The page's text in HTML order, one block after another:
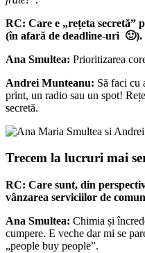
RC: Care e „rețeta secretă”
(în afară de deadline-uri 🙂).
Ana Smultea: Prioritizarea
Andrei Munteanu: Să faci cu
print, un radio sau un spot!
secretă.
Trecem la lucruri mai
RC: Care sunt, din
vânzarea serviciilor de
Ana Smultea: Chimia și
cumpere. E veche dar mi se
„people buy people”.